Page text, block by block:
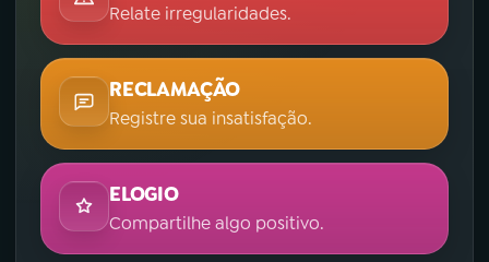
Relate irregularidades.
RECLAMAÇÃO
Registre sua insatisfação.
ELOGIO
Compartilhe algo positivo.